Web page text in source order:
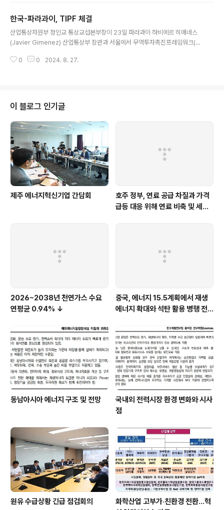
높이기 위해 자발적으로 심의를 거친 투자 건에 대해서는
원칙적으로 다시 심의하지 않습니다. 또 국가첨단전략기
술 보유 기업에 대한 외국인투자도 안보 심의 대상에 추가
업 경쟁력이 저하되는 것을 방지할 수 있을 것으로 기대됩
한국-파라과이, TIPF 체결
산업통상자원부 정인교 통상교섭본부장이 23일 파라과이 하비에르 히메네스
(Javier Gimenez) 산업통상부 장관과 서울에서 무역투자촉진프레임워크(TI
대 경제 블록인 남미공동시장(MERCOSUR)의 회원국입니다. 남미 국가 중 비
모델 가운데 8대를 차지했습니다. 또 파라과이로 진출한 우리 자동차용 케이블
제조업체는 현지 최대 규모의 자동차 부품 제조‧수출기업으로 성장한 바 있습니
다. 이에 ..
0 0 2024. 8. 27.
이 블로그 인기글
제주 에너지혁신기업 간담회
호주 정부, 연료 공급 차질과 가격
급등 대응 위해 연료 비축 및 세제
2026~2038년 천연가스 수요
연평균 0.94% ↓
중국, 에너지 15.5계획에서 재생
에너지 확대와 석탄 활용 병행 전
동남아시아 에너지 구조 및 전망
국내외 전력시장 환경 변화와 시사
점
원유 수급상황 긴급 점검회의
화학산업 고부가‧친환경 전환…혁